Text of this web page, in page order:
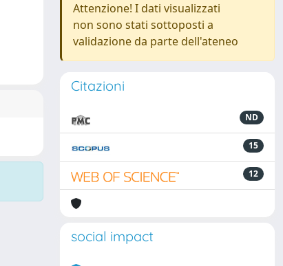
Attenzione! I dati visualizzati
non sono stati sottoposti a
validazione da parte dell'ateneo
Citazioni
ND
15
12
social impact